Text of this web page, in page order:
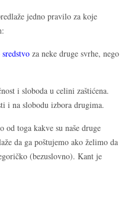
jedno pravilo za koje
sredstvo za neke druge svrhe, nego
i sloboda u celini zaštićena.
i na slobodu izbora drugima.
toga kakve su naše druge
da ga poštujemo ako želimo da
(bezuslovno). Kant je